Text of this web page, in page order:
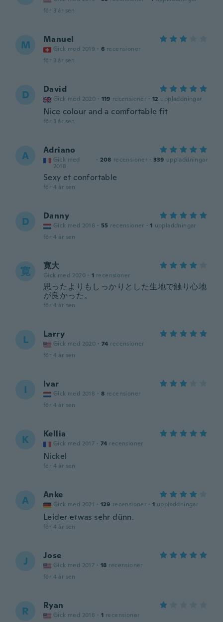
för 3 år sen
M Manuel
Gick med 2019 · 6 recensioner
för 3 år sen
D David
Gick med 2020 · 119 recensioner · 12 uppladdningar
Nice colour and a comfortable fit
för 3 år sen
A Adriano
Gick med
2018
· 208 recensioner · 339 uppladdningar
Sexy et confortable
för 4 år sen
D Danny
Gick med 2016 · 55 recensioner · 1 uppladdningar
för 4 år sen
寛 寛大
Gick med 2020 · 1 recensioner
思ったよりもしっかりとした生地で触り心地
が良かった。
för 4 år sen
L Larry
Gick med 2020 · 74 recensioner
för 4 år sen
I Ivar
Gick med 2018 · 8 recensioner
för 4 år sen
K Kellia
Gick med 2017 · 74 recensioner
Nickel
för 4 år sen
A Anke
Gick med 2021 · 129 recensioner · 1 uppladdningar
Leider etwas sehr dünn.
för 4 år sen
J Jose
Gick med 2017 · 18 recensioner
för 4 år sen
R Ryan
Gick med 2018 · 1 recensioner